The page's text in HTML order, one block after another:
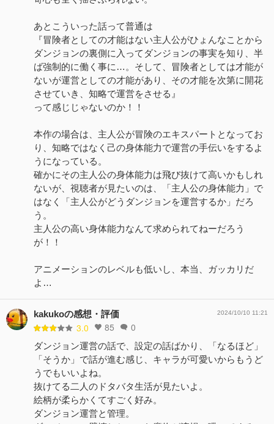
あとこういった話って普通は
『冒険者としての才能はない主人公がひょんなことから
ダンジョンの裏側に入ってダンジョンの事実を知り、半
ば強制的に働く事に…。そして、冒険者としては才能が
ないが運営としての才能があり、その才能を次第に開花
させていき、知略で運営をさせる』
って感じじゃないのか！！
本作の場合は、主人公が冒険のエキスパートとなってお
り、知略ではなく己の身体能力で運営の手伝いをするよ
うになっている。
確かにその主人公の身体能力は飛び抜けて高いかもしれ
ないが、視聴者が見たいのは、「主人公の身体能力」で
はなく「主人公がどうダンジョンを運営するか」だろ
う。
主人公の高い身体能力なんて求められてねーだろう
が！！
アニメーションのレベルも低いし、本当、ガッカリだ
よ…
kakukoの感想・評価
3.0 85 0
2024/10/10 11:21
ダンジョン運営の話で、設定の話ばかり、「なるほど」
「そうか」で話が進む感じ、キャラが可愛いからもうど
うでもいいよね。
抜けてる二人のドタバタ生活が見たいよ。
絵柄が柔らかくてすごく好み。
ダンジョン運営と管理。